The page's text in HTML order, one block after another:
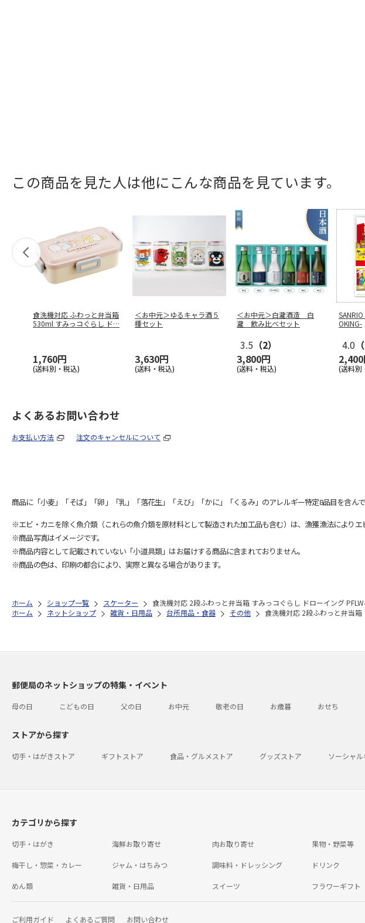
この商品を見た人は他にこんな商品を見ています。
食洗機対応 ふわっと弁当箱
530ml すみっコぐらし ド…
1,760円
(送料別・税込)
＜お中元＞ゆるキャラ酒５
種セット
3,630円
(送料・税込)
＜お中元＞白瀧酒造 白
瀧 飲み比べセット
3.5 （2）
3,800円
(送料・税込)
OKING-
4.0
(送料別
よくあるお問い合わせ
お支払い方法 注文のキャンセルについて
商品に「小麦」「そば」「卵」「乳」「落花生」「えび」「かに」「くるみ」のアレルギー特定8品目を含ん
※エビ・カニを除く魚介類（これらの魚介類を原材料として製造された加工品も含む）は、漁獲漁法により
※商品写真はイメージです。
※商品内容として記載されていない「小道具類」はお届けする商品に含まれておりません。
※商品の色は、印刷の都合により、実際と異なる場合があります。
ホーム ショップ一覧 スケーター
食洗機対応 2段ふわっと弁当箱 すみっコぐらし ドローイング
ホーム
ネットショップ 雑貨・日用品 台所用品・食器 その他 食洗機対応 2段ふわっと弁当箱
郵便局のネットショップの特集・イベント
母の日 こどもの日 父の日 お中元 敬老の日 お歳暮 おせち
ストアから探す
切手・はがきストア ギフトストア 食品・グルメストア グッズストア ソーシャ
カテゴリから探す
切手・はがき 海鮮お取り寄せ 肉お取り寄せ 果物・野菜等
梅干し・惣菜・カレー ジャム・はちみつ 調味料・ドレッシング ドリンク
めん類 雑貨・日用品 スイーツ フラワーギフト
ご利用ガイド よくあるご質問 お問い合わせ